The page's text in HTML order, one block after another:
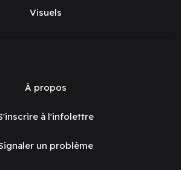
Visuels
À propos
à l'infolettre
un problème